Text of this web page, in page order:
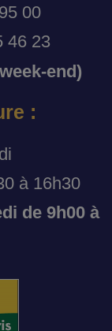
00
46 23
end)
:
à 16h30
de 9h00 à